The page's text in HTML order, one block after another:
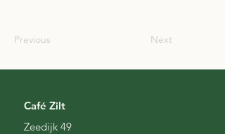
Previous Next
Café Zilt
Zeedijk 49